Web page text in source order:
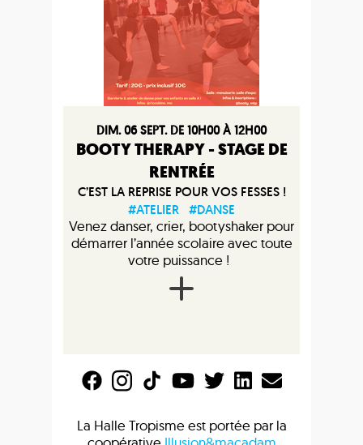
DIM. 06 SEPT. DE 10H00 À 12H00
BOOTY THERAPY - STAGE DE
RENTRÉE
C’EST LA REPRISE POUR VOS FESSES !
#ATELIER #DANSE
Venez danser, crier, bootyshaker pour
démarrer l’année scolaire avec toute
votre puissance !
La Halle Tropisme est portée par la